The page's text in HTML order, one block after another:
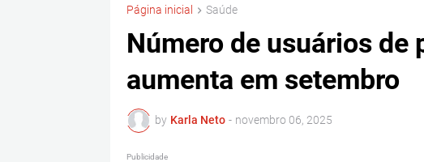
Página inicial Saúde
Número de usuários de
aumenta em setembro
by Karla Neto - novembro 06, 2025
Publicidade